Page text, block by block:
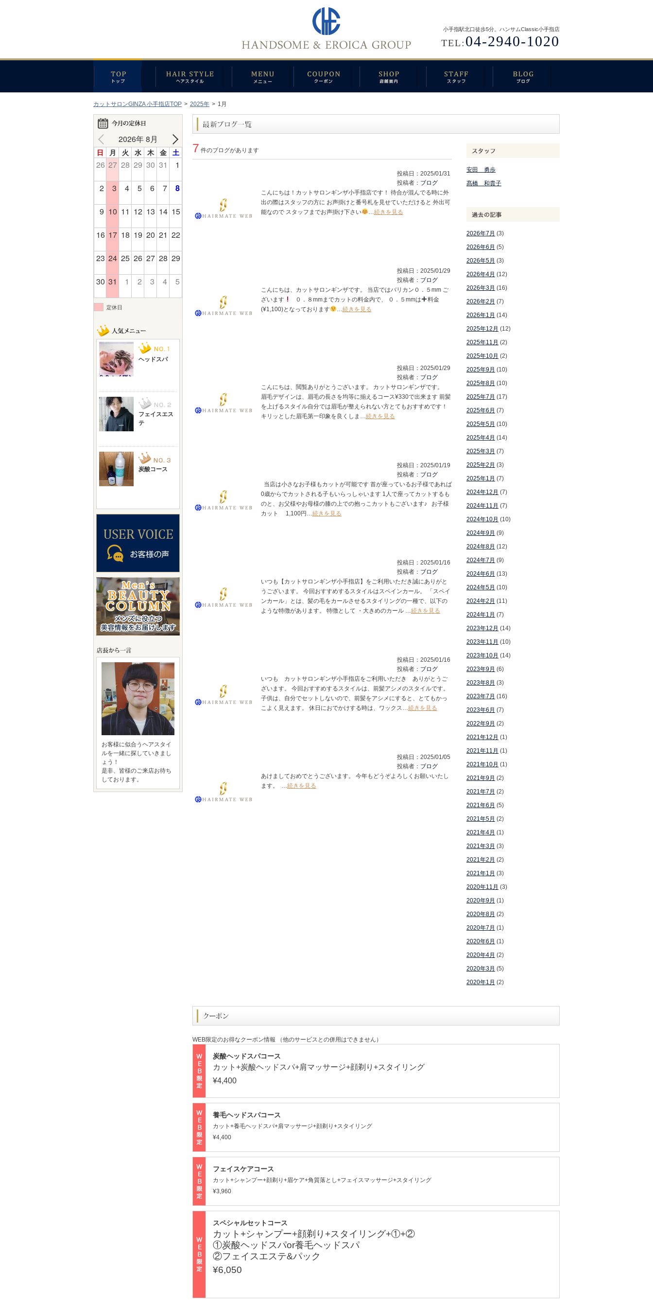
小手指駅北口徒歩5分。ハンサムClassic小手指店
TEL: 04-2940-1020
カットサロンGINZA 小手指店TOP > 2025年 > 1月
7 件のブログがあります
投稿日： 2025/01/31
投稿者： ブログ
こんにちは！カットサロンギンザ小手指店です！ 待合が混んでる時に外
出の際はスタッフの方に お声掛けと番号札を見せていただけると 外出可
能なので スタッフまでお声掛け下さい
…続きを見る
投稿日： 2025/01/29
投稿者： ブログ
こんにちは、カットサロンギンザです。 当店ではバリカン０．５mm ご
ざいます
０．８mmまでカットの料金内で、 ０．５mmは
料金
(¥1,100)となっております
…続きを見る
投稿日： 2025/01/29
投稿者： ブログ
こんにちは、閲覧ありがとうございます。 カットサロンギンザです。
眉毛デザインは、眉毛の長さを均等に揃えるコース¥330で出来ます 前髪
を上げるスタイル自分では眉毛が整えられない方とてもおすすめです！
キリッとした眉毛第一印象を良くしま…続きを見る
投稿日： 2025/01/19
投稿者： ブログ
当店は小さなお子様もカットが可能です 首が座っているお子様であれば
0歳からでカットされる子もいらっしゃいます 1人で座ってカットするも
のと、お父様やお母様の膝の上での抱っこカットもございます♪ お子様
カット 1,100円…続きを見る
投稿日： 2025/01/16
投稿者： ブログ
いつも【カットサロンギンザ小手指店】をご利用いただき誠にありがと
うございます。 今回おすすめするスタイルはスペインカール。 「スペイ
ンカール」とは、髪の毛をカールさせるスタイリングの一種で、以下の
ような特徴があります。 特徴として ・大きめのカール …続きを見る
投稿日： 2025/01/16
投稿者： ブログ
いつも カットサロンギンザ小手指店をご利用いただき ありがとうご
ざいます。 今回おすすめするスタイルは、前髪アシメのスタイルです。
子供は、自分でセットしないので、前髪をアシメにすると、とてもかっ
こよく見えます。 休日におでかけする時は、ワックス…続きを見る
投稿日： 2025/01/05
投稿者： ブログ
あけましておめでとうございます。 今年もどうぞよろしくお願いいたし
ます。 …続きを見る
安田 勇歩
髙橋 和貴子
2026年7月 (3)
2026年6月 (5)
2026年5月 (3)
2026年4月 (12)
2026年3月 (16)
2026年2月 (7)
2026年1月 (14)
2025年12月 (12)
2025年11月 (2)
2025年10月 (2)
2025年9月 (10)
2025年8月 (10)
2025年7月 (17)
2025年6月 (7)
2025年5月 (10)
2025年4月 (14)
2025年3月 (7)
2025年2月 (3)
2025年1月 (7)
2024年12月 (7)
2024年11月 (7)
2024年10月 (10)
2024年9月 (9)
2024年8月 (12)
2024年7月 (9)
2024年6月 (13)
2024年5月 (10)
2024年2月 (11)
2024年1月 (7)
2023年12月 (14)
2023年11月 (10)
2023年10月 (14)
2023年9月 (6)
2023年8月 (3)
2023年7月 (16)
2023年6月 (7)
2022年9月 (2)
2021年12月 (1)
2021年11月 (1)
2021年10月 (1)
2021年9月 (2)
2021年7月 (2)
2021年6月 (5)
2021年5月 (2)
2021年4月 (1)
2021年3月 (3)
2021年2月 (2)
2021年1月 (3)
2020年11月 (3)
2020年9月 (1)
2020年8月 (2)
2020年7月 (1)
2020年6月 (1)
2020年4月 (2)
2020年3月 (5)
2020年1月 (2)
WEB限定のお得なクーポン情報 （他のサービスとの併用はできません）
炭酸ヘッドスパコース
カット+炭酸ヘッドスパ+肩マッサージ+顔剃り+スタイリング
¥4,400
養毛ヘッドスパコース
カット+養毛ヘッドスパ+肩マッサージ+顔剃り+スタイリング
¥4,400
フェイスケアコース
カット+シャンプー+顔剃り+眉ケア+角質落とし+フェイスマッサージ+スタイリング
¥3,960
スペシャルセットコース
カット+シャンプー+顔剃り+スタイリング+①+②
①炭酸ヘッドスパor養毛ヘッドスパ
②フェイスエステ&パック
¥6,050
2026年 8月
日 月 火 水 木 金 土
26 27 28 29 30 31 1
2 3 4 5 6 7 8
9 10 11 12 13 14 15
16 17 18 19 20 21 22
23 24 25 26 27 28 29
30 31 1 2 3 4 5
定休日
ヘッドスパ
フェイスエス
テ
炭酸コース
お客様に似合うヘアスタイ
ルを一緒に探していきまし
ょう！
是非、皆様のご来店お待ち
しております。